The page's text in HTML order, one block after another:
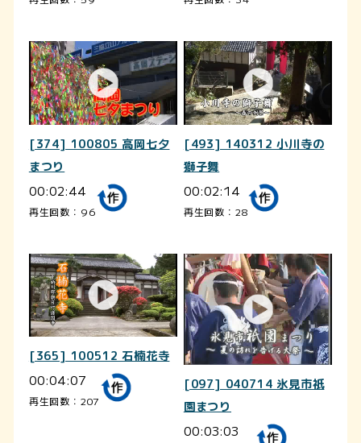
[374] 100805 高岡七夕
まつり
00:02:44
再生回数：96
[493] 140312 小川寺の
獅子舞
00:02:14
再生回数：28
[365] 100512 石楠花寺
00:04:07
再生回数：207
[097] 040714 氷見市祇
園まつり
00:03:03